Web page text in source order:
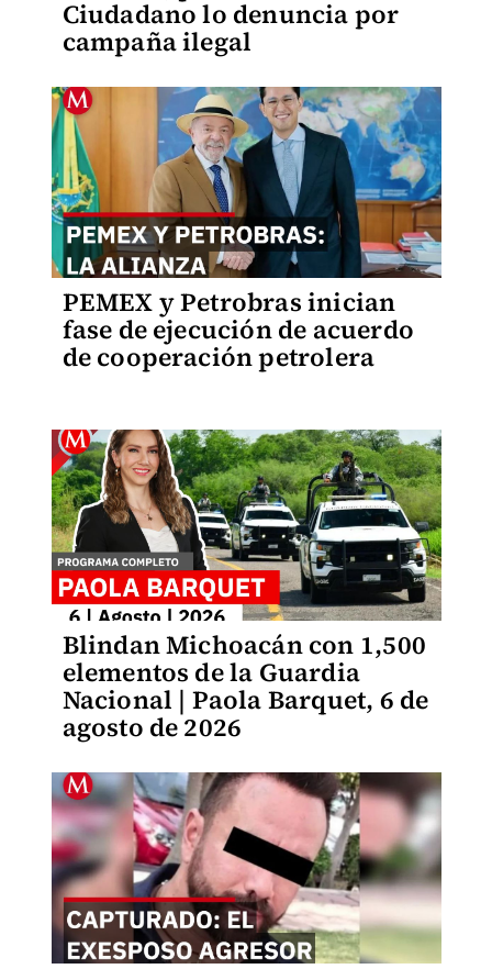
Ciudadano lo denuncia por
campaña ilegal
PEMEX y Petrobras inician
fase de ejecución de acuerdo
de cooperación petrolera
Blindan Michoacán con 1,500
elementos de la Guardia
Nacional | Paola Barquet, 6 de
agosto de 2026